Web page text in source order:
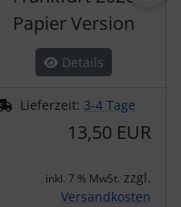
Papier Version
Details
Lieferzeit: 3-4 Tage
13,50 EUR
inkl. 7 % MwSt. zzgl.
Versandkosten